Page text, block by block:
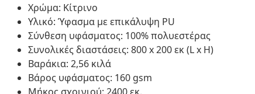
Χρώμα: Κίτρινο
Υλικό: Ύφασμα με επικάλυψη PU
Σύνθεση υφάσματος: 100% πολυεστέρας
Συνολικές διαστάσεις: 800 x 200 εκ (L x H)
Βαράκια: 2,56 κιλά
Βάρος υφάσματος: 160 gsm